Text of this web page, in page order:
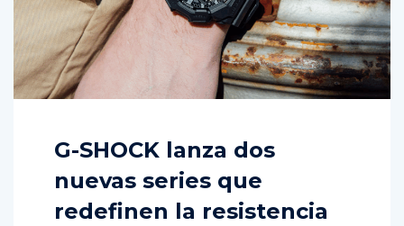
G-SHOCK lanza dos
nuevas series que
redefinen la resistencia